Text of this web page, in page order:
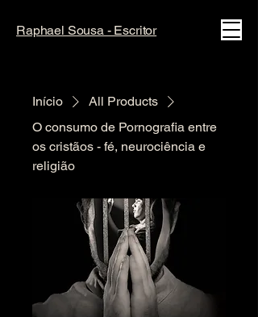
Raphael Sousa - Escritor
Início
All Products
O consumo de Pornografia entre
os cristãos - fé, neurociência e
religião